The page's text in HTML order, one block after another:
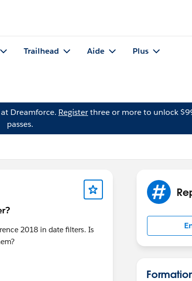
Trailhead Aide Plus
Dreamforce. Registerthree or more to unlock
passes.
2018 in date filters. Is